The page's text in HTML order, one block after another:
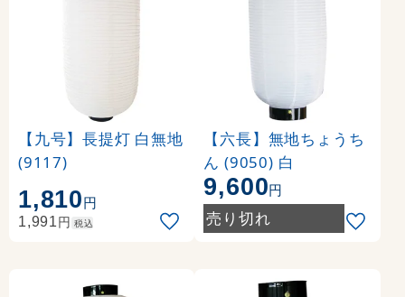
【九号】長提灯 白無地
(9117)
1,810円
1,991円 税込
【六長】無地ちょうち
ん (9050) 白
9,600円
売り切れ